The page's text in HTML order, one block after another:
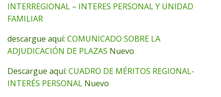
INTERREGIONAL – INTERES PERSONAL Y UNIDAD
FAMILIAR
descargue aquí: COMUNICADO SOBRE LA
ADJUDICACIÓN DE PLAZAS Nuevo
Descargue aquí: CUADRO DE MÉRITOS REGIONAL-
INTERÉS PERSONAL Nuevo